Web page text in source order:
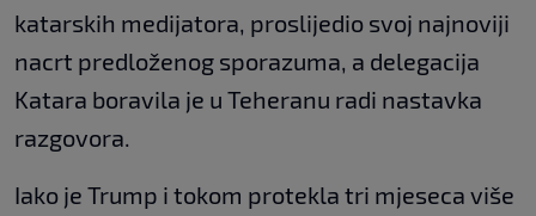
katarskih medijatora, proslijedio svoj najnoviji
nacrt predloženog sporazuma, a delegacija
Katara boravila je u Teheranu radi nastavka
razgovora.
Iako je Trump i tokom protekla tri mjeseca više